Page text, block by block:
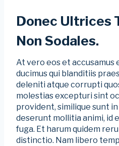
Donec Ultrices
Non Sodales.
At vero eos et accusamus
ducimus qui blanditiis
deleniti atque corrupti
molestias excepturi sint
provident, similique sunt
deserunt mollitia animi, id
fuga. Et harum quidem
distinctio. Nam libero